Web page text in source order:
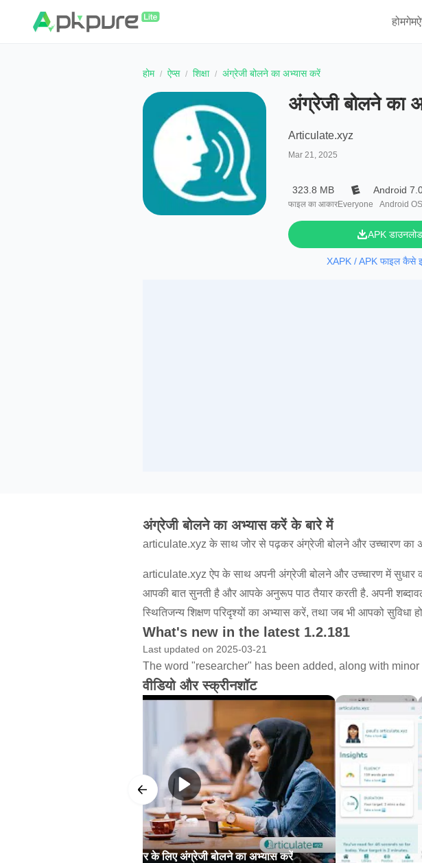
होमगेम
होम ऐप्स शिक्षा अंग्रेजी बोलने का अभ्यास करें
अंग्रेजी बोलने का
Articulate.xyz
Mar 21, 2025
323.8 MB
फाइल का आकारEveryone
Android
Android OS
APK
XAPK / APK फाइल कैसे
अंग्रेजी बोलने का अभ्यास करें के बारे में
articulate.xyz के साथ जोर से पढ़कर अंग्रेजी बोलने और उच्चारण का
articulate.xyz ऐप के साथ अपनी अंग्रेजी बोलने और उच्चारण में
आपकी बात सुनती है और आपके अनुरूप पाठ तैयार करती है. अपनी
स्थितिजन्य शिक्षण परिदृश्यों का अभ्यास करें, तथा जब भी आपको सुविधा
What's new in the latest 1.2.181
Last updated on 2025-03-21
The word "researcher" has been added, along with minor
वीडियो और स्क्रीनशॉट
एंडरॉयड आधिकारिक ट्रेलर के लिए अंग्रेजी बोलने का अभ्यास करें